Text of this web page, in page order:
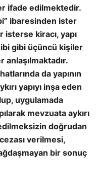
ifade edilmektedir.
ibaresinden ister
isterse kiracı, yapı
gibi üçüncü kişiler
da yapının
yapıyı inşa eden
uygulamada
mevzuata aykırı
doğrudan
verilmesi,
bir sonuç